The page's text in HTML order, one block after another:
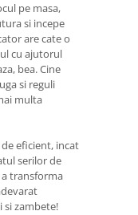
pe masa,
si incepe
are cate o
cu ajutorul
bea. Cine
si reguli
multa
eficient, incat
serilor de
transforma
si zambete!